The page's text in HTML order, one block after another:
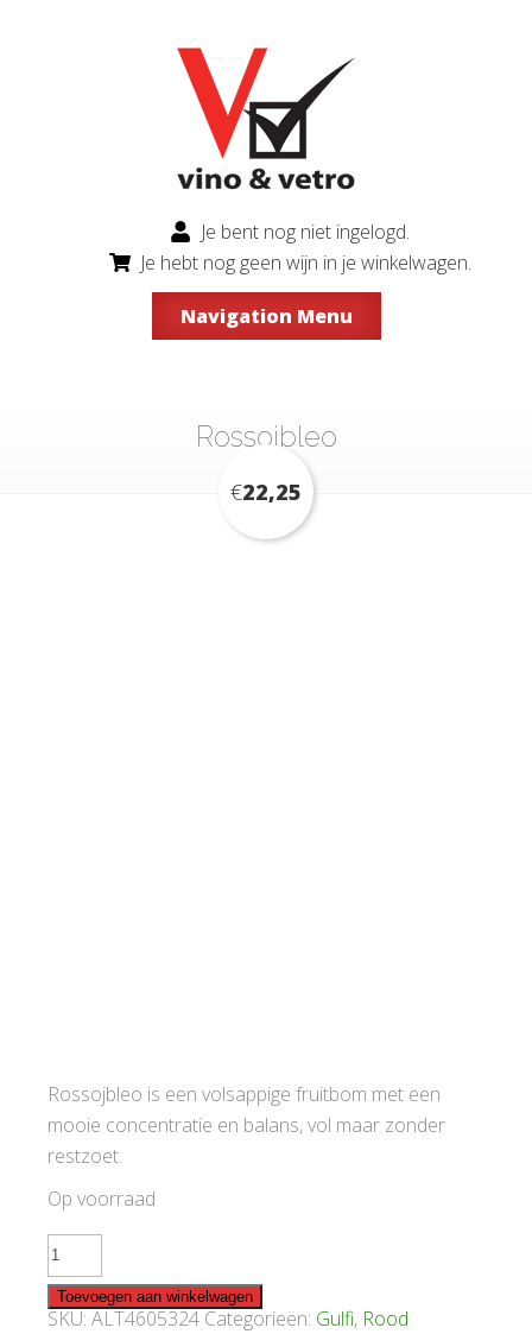
Je bent nog niet ingelogd.
Je hebt nog geen wijn in je winkelwagen.
Navigation Menu
Rossojbleo
€22,25
Rossojbleo is een volsappige fruitbom met een
mooie concentratie en balans, vol maar zonder
restzoet.
Op voorraad
Rossojbleo
aantal
Toevoegen aan winkelwagen
SKU: ALT4605324 Categorieën: Gulfi, Rood